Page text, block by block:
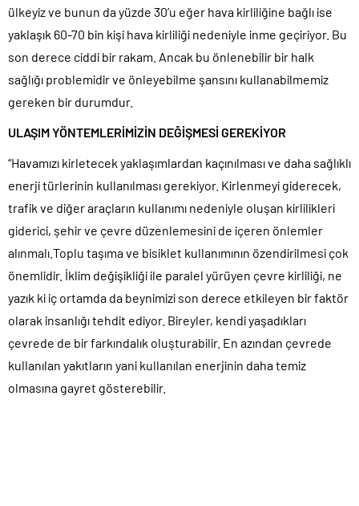
ülkeyiz ve bunun da yüzde 30’u eğer hava kirliliğine bağlı ise
yaklaşık 60-70 bin kişi hava kirliliği nedeniyle inme geçiriyor. Bu
son derece ciddi bir rakam. Ancak bu önlenebilir bir halk
sağlığı problemidir ve önleyebilme şansını kullanabilmemiz
gereken bir durumdur.
ULAŞIM YÖNTEMLERİMİZİN DEĞİŞMESİ GEREKİYOR
“Havamızı kirletecek yaklaşımlardan kaçınılması ve daha sağlıklı
enerji türlerinin kullanılması gerekiyor. Kirlenmeyi giderecek,
trafik ve diğer araçların kullanımı nedeniyle oluşan kirlilikleri
giderici, şehir ve çevre düzenlemesini de içeren önlemler
alınmalı.Toplu taşıma ve bisiklet kullanımının özendirilmesi çok
önemlidir. İklim değişikliği ile paralel yürüyen çevre kirliliği, ne
yazık ki iç ortamda da beynimizi son derece etkileyen bir faktör
olarak insanlığı tehdit ediyor. Bireyler, kendi yaşadıkları
çevrede de bir farkındalık oluşturabilir. En azından çevrede
kullanılan yakıtların yani kullanılan enerjinin daha temiz
olmasına gayret gösterebilir.